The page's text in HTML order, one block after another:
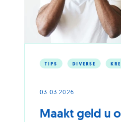
Maakt geld u
03.03.2026
TIPS DIVERSE